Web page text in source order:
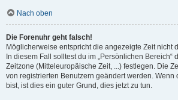
Nach oben
Die Forenuhr geht falsch!
Möglicherweise entspricht die angezeigte Zeit nicht
In diesem Fall solltest du im „Persönlichen Bereich“
Zeitzone (Mitteleuropäische Zeit, ...) festlegen. Die
von registrierten Benutzern geändert werden. Wenn
bist, ist dies ein guter Grund, dies jetzt zu tun.